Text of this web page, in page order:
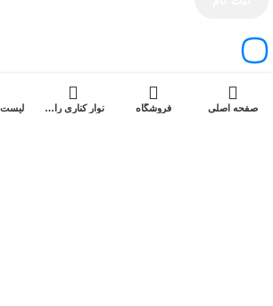
کارایی بهتر در اپلیکیشن
صفحه اصلی فروشگاه نوار کناری را باز کنید